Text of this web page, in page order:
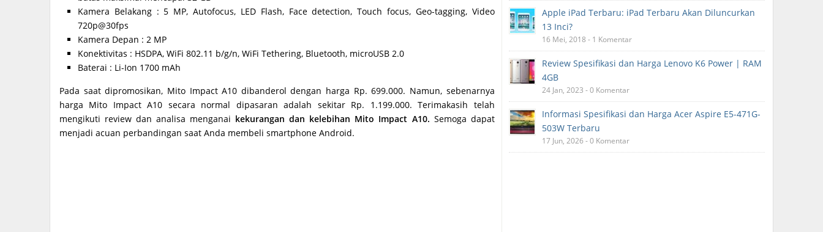
Kamera Belakang : 5 MP, Autofocus, LED Flash, Face detection, Touch focus, Geo-tagging, Video
720p@30fps
Kamera Depan : 2 MP
Konektivitas : HSDPA, WiFi 802.11 b/g/n, WiFi Tethering, Bluetooth, microUSB 2.0
Baterai : Li-Ion 1700 mAh
Pada saat dipromosikan, Mito Impact A10 dibanderol dengan harga Rp. 699.000. Namun, sebenarnya
harga Mito Impact A10 secara normal dipasaran adalah sekitar Rp. 1.199.000. Terimakasih telah
mengikuti review dan analisa menganai kekurangan dan kelebihan Mito Impact A10. Semoga dapat
menjadi acuan perbandingan saat Anda membeli smartphone Android.
Apple iPad Terbaru: iPad Terbaru Akan Diluncurkan
13 Inci?
16 Mei, 2018 - 1 Komentar
Review Spesifikasi dan Harga Lenovo K6 Power | RAM
4GB
24 Jan, 2023 - 0 Komentar
Informasi Spesifikasi dan Harga Acer Aspire E5-471G-
503W Terbaru
17 Jun, 2026 - 0 Komentar